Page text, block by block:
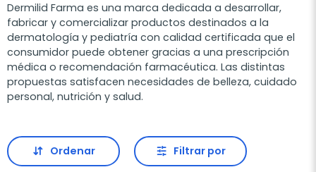
Dermilid Farma es una marca dedicada a desarrollar,
fabricar y comercializar productos destinados a la
dermatología y pediatría con calidad certificada que el
consumidor puede obtener gracias a una prescripción
médica o recomendación farmacéutica. Las distintas
propuestas satisfacen necesidades de belleza, cuidado
personal, nutrición y salud.
Ordenar Filtrar por